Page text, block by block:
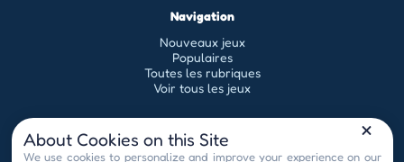
Navigation
Nouveaux jeux
Populaires
Toutes les rubriques
Voir tous les jeux
Légal
Conditions générales d'utilisation
About Cookies on this Site
We use cookies to personalize and improve your experience on our